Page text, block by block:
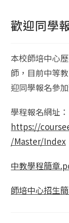
歡迎同學
本校師培中心
師，目前中等
迎同學報名參
學程報名網址：
https://
/Master/Index
中教學程簡章
師培中心招生